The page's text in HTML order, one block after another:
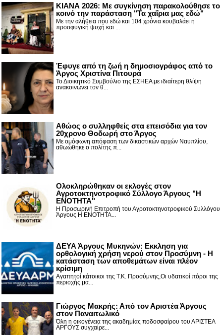
ΚΙΑΝΑ 2026: Με συγκίνηση παρακολούθησε το
κοινό την παράσταση "Τα χαΐρια μας εδώ"
Με την αλήθεια που εδώ και 104 χρόνια κουβαλάει η
προσφυγική ψυχή και ...
Έφυγε από τη ζωή η δημοσιογράφος από το
Άργος Χριστίνα Πιτουρά
Το Διοικητικό Συμβούλιο της ΕΣΗΕΑ με ιδιαίτερη θλίψη
ανακοινώνει τον θ...
Αθώος ο συλληφθείς στα επεισόδια για τον
20χρονο Θοδωρή στο Άργος
Με ομόφωνη απόφαση των δικαστικών αρχών Ναυπλίου,
αθωώθηκε ο πολίτης π...
Ολοκληρώθηκαν οι εκλογές στον
Αγροτοκτηνοτροφικό Σύλλογο Άργους "Η
ΕΝΟΤΗΤΑ"
Η Προσωρινή Επιτροπή του Αγροτοκτηνοτροφικού Συλλόγου
Άργους Η ΕΝΟΤΗΤΑ...
ΔΕΥΑ Άργους Μυκηνών: Εκκληση για
ορθολογική χρήση νερού στον Προσύμνη - Η
κατάσταση των αποθεμάτων είναι πλέον
κρίσιμη
Αγαπητοί κάτοικοι της Τ.Κ. Προσύμνης,Οι υδατικοί πόροι της
περιοχής μα...
Γιώργος Μακρής: Από τον Αριστέα Άργους
στον Παναιτωλικό
Όλη η οικογένεια της ακαδημίας ποδοσφαίρου του ΑΡΙΣΤΕΑ
ΑΡΓΟΥΣ συγχαίρε...